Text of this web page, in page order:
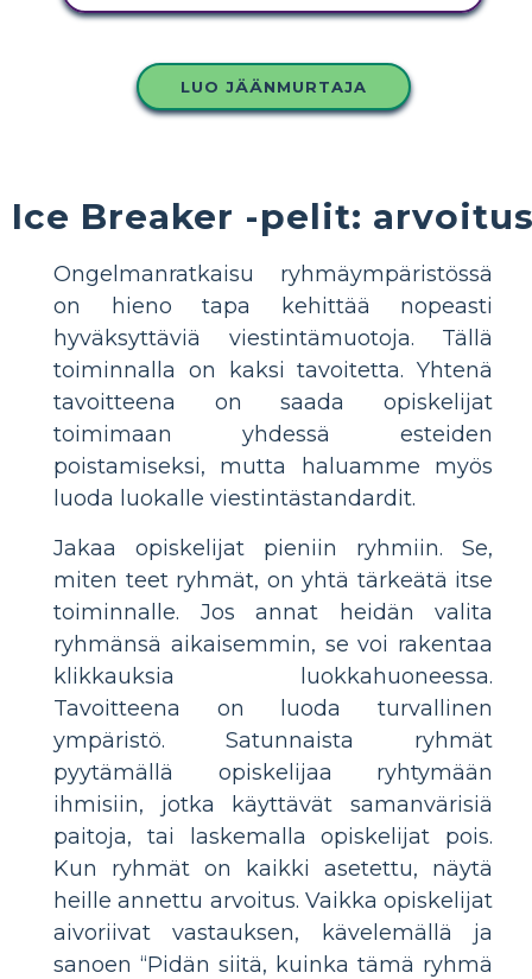
LUO JÄÄNMURTAJA
Ice Breaker -pelit:
Ongelmanratkaisu ryhmäympäristössä
on hieno tapa kehittää nopeasti
hyväksyttäviä viestintämuotoja. Tällä
toiminnalla on kaksi tavoitetta. Yhtenä
tavoitteena on saada opiskelijat
toimimaan yhdessä esteiden
poistamiseksi, mutta haluamme myös
luoda luokalle viestintästandardit.
Jakaa opiskelijat pieniin ryhmiin. Se,
miten teet ryhmät, on yhtä tärkeätä itse
toiminnalle. Jos annat heidän valita
ryhmänsä aikaisemmin, se voi rakentaa
klikkauksia luokkahuoneessa.
Tavoitteena on luoda turvallinen
ympäristö. Satunnaista ryhmät
pyytämällä opiskelijaa ryhtymään
ihmisiin, jotka käyttävät samanvärisiä
paitoja, tai laskemalla opiskelijat pois.
Kun ryhmät on kaikki asetettu, näytä
heille annettu arvoitus. Vaikka opiskelijat
aivoriivat vastauksen, kävelemällä ja
sanoen “Pidän siitä, kuinka tämä ryhmä